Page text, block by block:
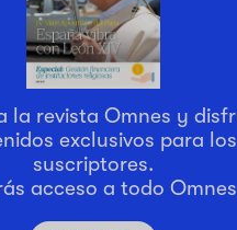
la revista Omnes y
exclusivos para los
suscriptores.
acceso a todo Omnes